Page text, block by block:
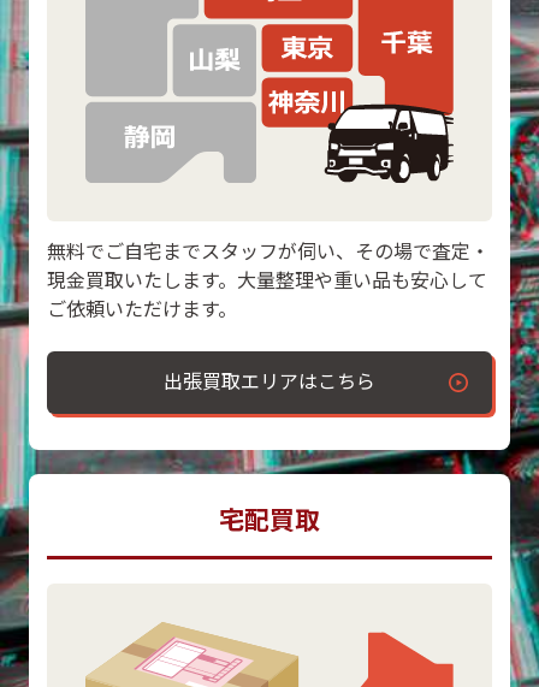
無料でご自宅までスタッフが伺い、その場で査定・
現金買取いたします。大量整理や重い品も安心して
ご依頼いただけます。
出張買取エリアはこちら
宅配買取